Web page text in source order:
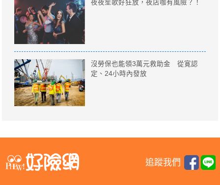
夜夜笙歌好狂放，夜店咖有風險？！
沒勞保也能領3萬元救助金 從寛認
定、24小時內發放
追蹤我們